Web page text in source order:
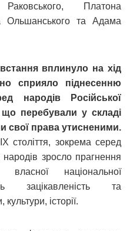
Платона
Ольшанського та Адама
вплинуло на хід
сприяло піднесенню
народів Російської
що перебували у складі
свої права утисненими.
століття, зокрема серед
народів зросло прагнення
національної
зацікавленість та
історії.